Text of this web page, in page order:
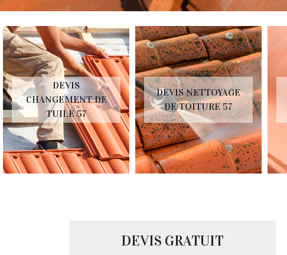
DEVIS
CHANGEMENT DE
TUILE 57
DEVIS NETTOYAGE
DE TOITURE 57
DEVIS GRATUIT